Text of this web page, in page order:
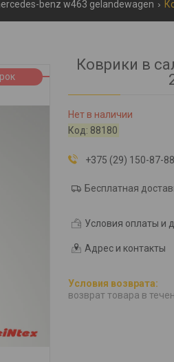
benz w463 gelandewagen
Коврики в
Нет в наличии
Код: 88180
+375 (29) 150-87-
Бесплатная
Условия оплаты и
Адрес и контакты
возврат товара в